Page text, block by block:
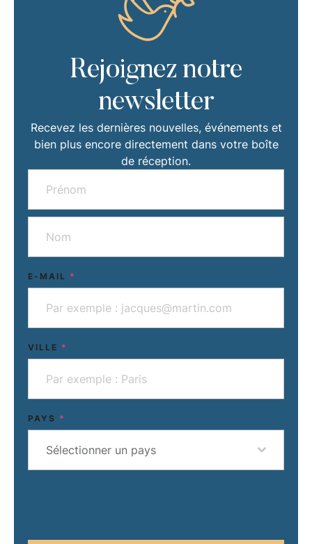
Rejoignez notre
newsletter
Recevez les dernières nouvelles, événements et
bien plus encore directement dans votre boîte
de réception.
E-MAIL *
VILLE *
PAYS *
Sélectionner un pays